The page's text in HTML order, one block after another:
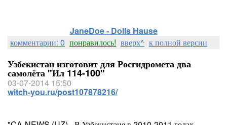
JaneDoe - Dolls Hause
комментарии: 0 понравилось! вверх^ к полной версии
Узбекистан изготовит для Росгидромета два
самолёта "Ил 114-100"
03-07-2014 15:50
witch-you.ru/post107878216/